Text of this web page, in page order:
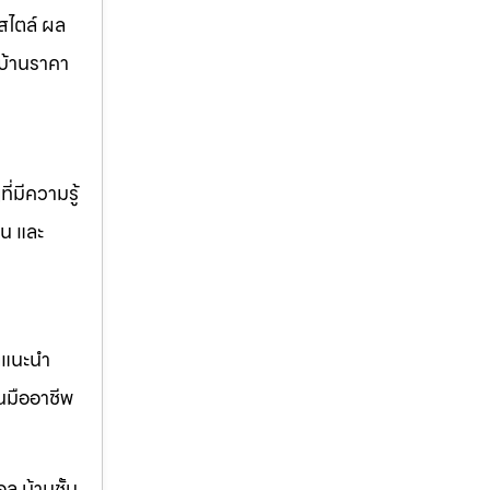
ตล์ ผล
นราคา
มีความรู้
และ
นะนำ
มืออาชีพ